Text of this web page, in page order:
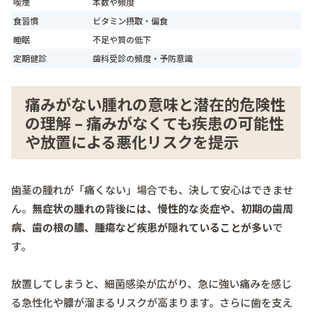
食習慣
ビタミン摂取・偏食
睡眠
不足や質の低下
定期健診
歯科受診の頻度・予防意識
痛みがない腫れの意味と潜在的危険性
の理解 – 痛みがなくても疾患の可能性
や放置による悪化リスクを提示
歯茎の腫れが「痛くない」場合でも、決して安心はできませ
ん。 無症状の腫れの背後には、慢性的な炎症や、初期の歯周
病、歯の根の膿、腫瘍など疾患が隠れていることが多いで
す。
放置してしまうと、細菌感染が広がり、急に強い痛みを感じ
る急性化や膿が溜まるリスクが高まります。さらに歯を支え